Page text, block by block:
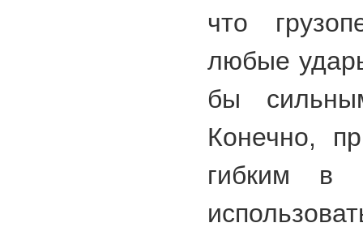
что
любые
бы
Конечно,
гибким в